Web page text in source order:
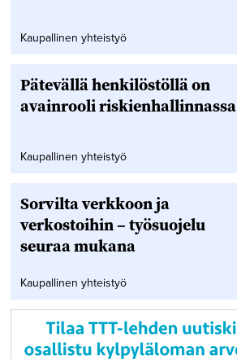
Kaupallinen yhteistyö
Pätevällä henkilöstöllä on
avainrooli riskienhallinnassa
Kaupallinen yhteistyö
Sorvilta verkkoon ja
verkostoihin – työsuojelu
seuraa mukana
Kaupallinen yhteistyö